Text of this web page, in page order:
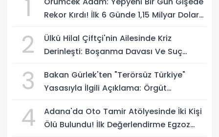
1
Rekor Kırdı! İlk 6 Günde 1,15 Milyar Dolar
2
Ülkü Hilal Çiftçi'nin Ailesinde Kriz
Derinleşti: Boşanma Davası Ve Suç
3
Bakan Gürlek'ten "Terörsüz Türkiye"
Yasasıyla İlgili Açıklama: Örgüt
Yürürlüğe Girmeyecek
4
Adana'da Oto Tamir Atölyesinde İki Kişi
Ölü Bulundu! İlk Değerlendirme Egzoz